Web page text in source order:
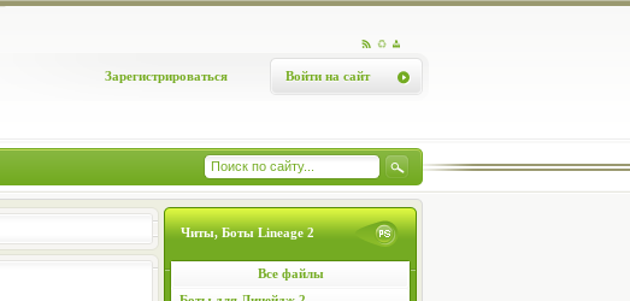
Войти на сайт
Зарегистрироваться
Читы, Боты Lineage 2
Все файлы